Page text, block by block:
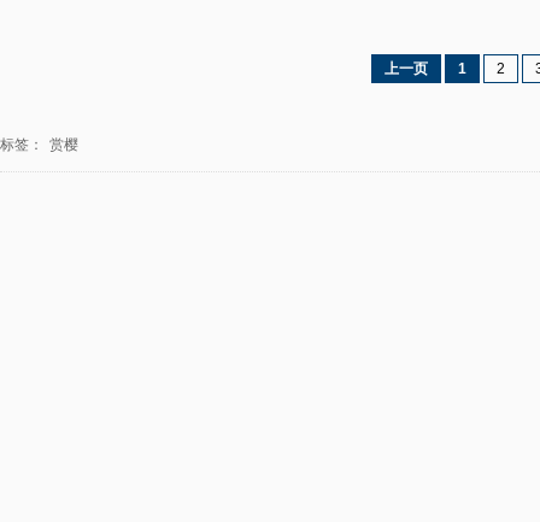
上一页 1 2
标签： 赏樱